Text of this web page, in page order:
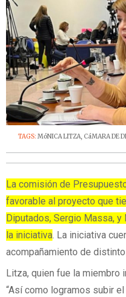
TAGS: MóNICA LITZA, CáMARA DE
La comisión de
favorable al proyecto que
Diputados, Sergio Massa,
la iniciativa. La iniciativa
acompañamiento de
Litza, quien fue la miembro
“Así como logramos subir